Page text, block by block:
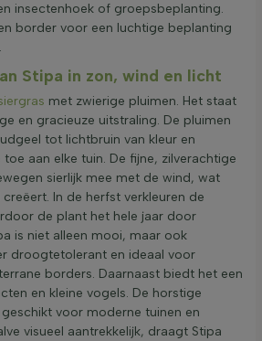
insectenhoek of groepsbeplanting.
border voor een luchtige beplanting
Stipa in zon, wind en licht
met zwierige pluimen. Het staat
en gracieuze uitstraling. De pluimen
tot lichtbruin van kleur en
aan elke tuin. De fijne, zilverachtige
sierlijk mee met de wind, wat
In de herfst verkleuren de
de plant het hele jaar door
is niet alleen mooi, maar ook
droogtetolerant en ideaal voor
borders. Daarnaast biedt het een
en kleine vogels. De horstige
voor moderne tuinen en
visueel aantrekkelijk, draagt Stipa